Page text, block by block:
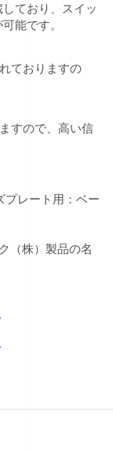
ており、スイッ
能です。
ておりますの
すので、高い信
プレート用：ベー
（株）製品の名